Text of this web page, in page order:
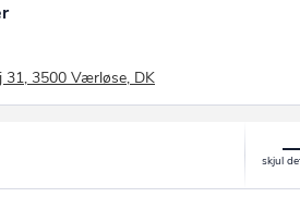
31, 3500 Værløse, DK